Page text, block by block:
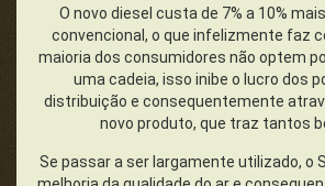
O novo diesel custa de 7% a 10%
convencional, o que infelizmente faz
maioria dos consumidores não optem
uma cadeia, isso inibe o lucro dos
distribuição e consequentemente
novo produto, que traz tantos
Se passar a ser largamente utilizado, o